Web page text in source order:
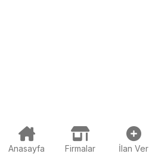
Anasayfa Firmalar İlan Ver